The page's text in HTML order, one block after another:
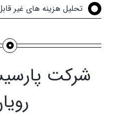
تحلیل هزینه های غیر قابل
شرکت
رویان